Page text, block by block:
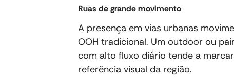
Ruas de grande movimento
A presença em vias urbanas
OOH tradicional. Um outdoor ou
com alto fluxo diário tende a
referência visual da região.